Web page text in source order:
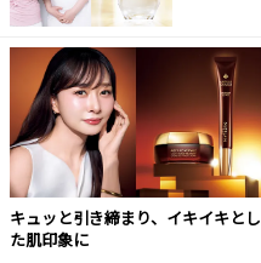
キュッと引き締まり、イキイキとし
た肌印象に